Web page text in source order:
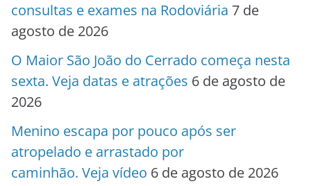
consultas e exames na Rodoviária 7 de
agosto de 2026
O Maior São João do Cerrado começa nesta
sexta. Veja datas e atrações 6 de agosto de
2026
Menino escapa por pouco após ser
atropelado e arrastado por
caminhão. Veja vídeo 6 de agosto de 2026